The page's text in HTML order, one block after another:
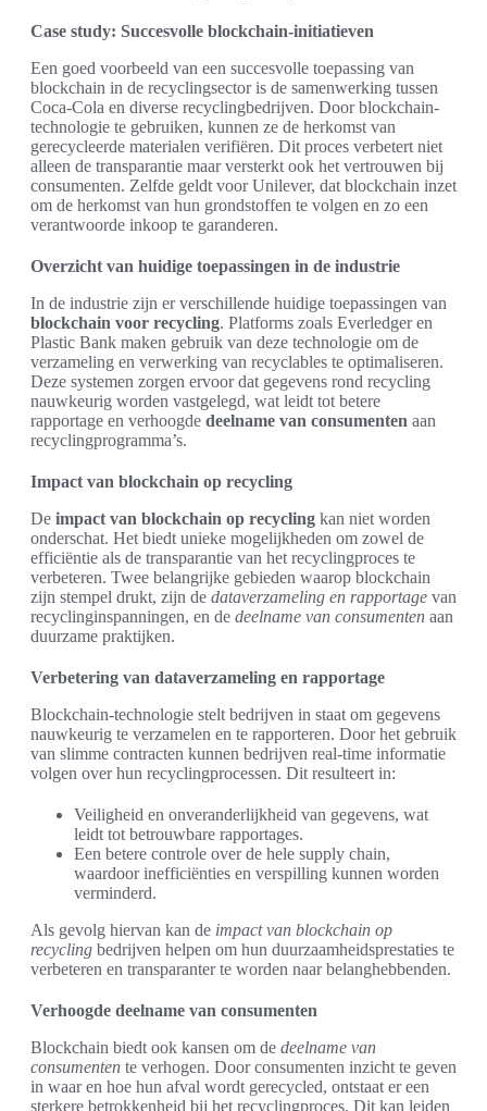
Case study: Succesvolle blockchain-initiatieven
Een goed voorbeeld van een succesvolle toepassing van
blockchain in de recyclingsector is de samenwerking tussen
Coca-Cola en diverse recyclingbedrijven. Door blockchain-
technologie te gebruiken, kunnen ze de herkomst van
gerecycleerde materialen verifiëren. Dit proces verbetert niet
alleen de transparantie maar versterkt ook het vertrouwen bij
consumenten. Zelfde geldt voor Unilever, dat blockchain inzet
om de herkomst van hun grondstoffen te volgen en zo een
verantwoorde inkoop te garanderen.
Overzicht van huidige toepassingen in de industrie
In de industrie zijn er verschillende huidige toepassingen van
blockchain voor recycling. Platforms zoals Everledger en
Plastic Bank maken gebruik van deze technologie om de
verzameling en verwerking van recyclables te optimaliseren.
Deze systemen zorgen ervoor dat gegevens rond recycling
nauwkeurig worden vastgelegd, wat leidt tot betere
rapportage en verhoogde deelname van consumenten aan
recyclingprogramma’s.
Impact van blockchain op recycling
De impact van blockchain op recycling kan niet worden
onderschat. Het biedt unieke mogelijkheden om zowel de
efficiëntie als de transparantie van het recyclingproces te
verbeteren. Twee belangrijke gebieden waarop blockchain
zijn stempel drukt, zijn de dataverzameling en rapportage van
recyclinginspanningen, en de deelname van consumenten aan
duurzame praktijken.
Verbetering van dataverzameling en rapportage
Blockchain-technologie stelt bedrijven in staat om gegevens
nauwkeurig te verzamelen en te rapporteren. Door het gebruik
van slimme contracten kunnen bedrijven real-time informatie
volgen over hun recyclingprocessen. Dit resulteert in:
Veiligheid en onveranderlijkheid van gegevens, wat
leidt tot betrouwbare rapportages.
Een betere controle over de hele supply chain,
waardoor inefficiënties en verspilling kunnen worden
verminderd.
Als gevolg hiervan kan de impact van blockchain op
recycling bedrijven helpen om hun duurzaamheidsprestaties te
verbeteren en transparanter te worden naar belanghebbenden.
Verhoogde deelname van consumenten
Blockchain biedt ook kansen om de deelname van
consumenten te verhogen. Door consumenten inzicht te geven
in waar en hoe hun afval wordt gerecycled, ontstaat er een
sterkere betrokkenheid bij het recyclingproces. Dit kan leiden